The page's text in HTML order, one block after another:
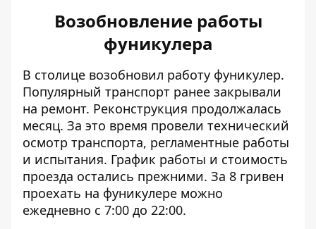
Возобновление работы
фуникулера
В столице возобновил работу фуникулер.
Популярный транспорт ранее закрывали
на ремонт. Реконструкция продолжалась
месяц. За это время провели технический
осмотр транспорта, регламентные работы
и испытания. График работы и стоимость
проезда остались прежними. За 8 гривен
проехать на фуникулере можно
ежедневно с 7:00 до 22:00.